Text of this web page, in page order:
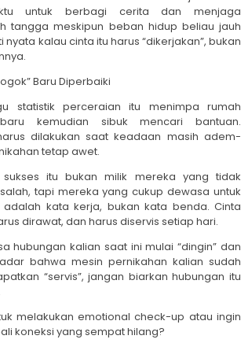
untuk berbagi cerita dan menjaga
tangga meskipun beban hidup beliau jauh
nyata kalau cinta itu harus “dikerjakan”, bukan
Baru Diperbaiki
statistik perceraian itu menimpa rumah
kemudian sibuk mencari bantuan.
dilakukan saat keadaan masih adem-
tetap awet.
sukses itu bukan milik mereka yang tidak
tapi mereka yang cukup dewasa untuk
kata kerja, bukan kata benda. Cinta
dirawat, dan harus diservis setiap hari.
hubungan kalian saat ini mulai “dingin” dan
bahwa mesin pernikahan kalian sudah
“servis”, jangan biarkan hubungan itu
melakukan emotional check-up atau ingin
koneksi yang sempat hilang?